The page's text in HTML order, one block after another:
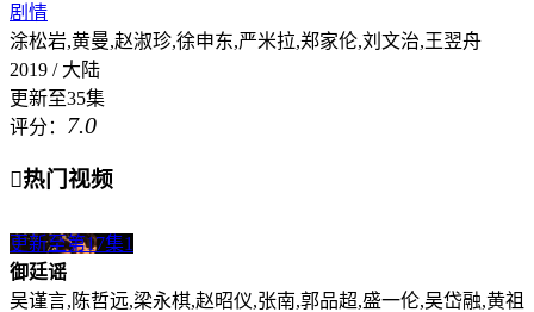
剧情
涂松岩,黄曼,赵淑珍,徐申东,严米拉,郑家伦,刘文治,王翌舟
2019 / 大陆
更新至35集
评分：
7.0
热门视频
更新至第17集1
御廷谣
吴谨言,陈哲远,梁永棋,赵昭仪,张南,郭品超,盛一伦,吴岱融,黄祖